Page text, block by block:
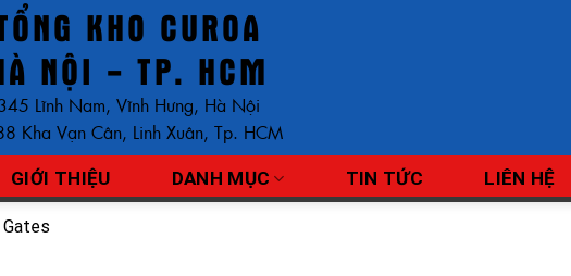
KHO CUROA
NỘI - TP. HCM
Lĩnh Nam, Vĩnh Hưng, Hà Nội
Kha Vạn Cân, Linh Xuân, Tp. HCM
GIỚI THIỆU DANH MỤC TIN TỨC LIÊN HỆ